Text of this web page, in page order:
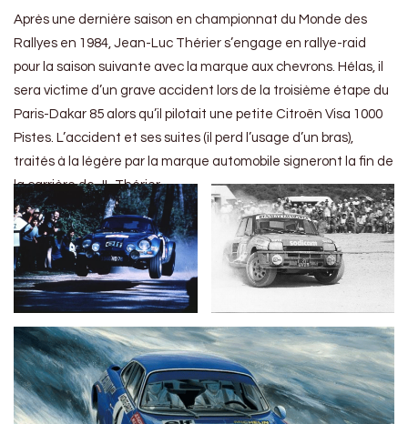
Après une dernière saison en championnat du Monde des
Rallyes en 1984, Jean-Luc Thérier s’engage en rallye-raid
pour la saison suivante avec la marque aux chevrons. Hélas, il
sera victime d’un grave accident lors de la troisième étape du
Paris-Dakar 85 alors qu’il pilotait une petite Citroën Visa 1000
Pistes. L’accident et ses suites (il perd l’usage d’un bras),
traités à la légère par la marque automobile signeront la fin de
la carrière de JL Thérier.